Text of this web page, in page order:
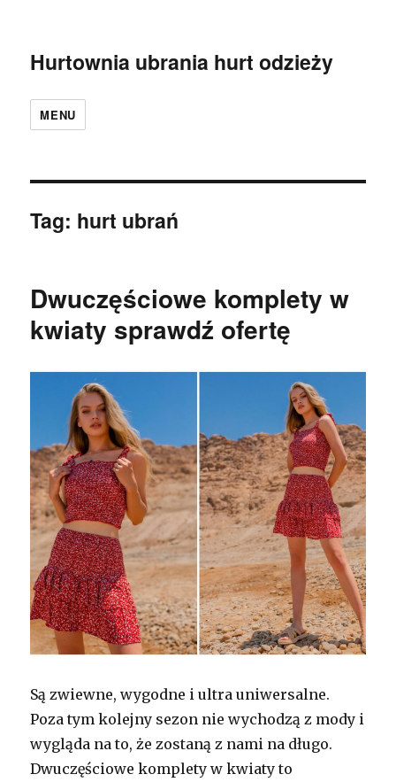
Hurtownia ubrania hurt odzieży
MENU
Tag: hurt ubrań
Dwuczęściowe komplety w
kwiaty sprawdź ofertę
Są zwiewne, wygodne i ultra uniwersalne.
Poza tym kolejny sezon nie wychodzą z mody i
wygląda na to, że zostaną z nami na długo.
Dwuczęściowe komplety w kwiaty to